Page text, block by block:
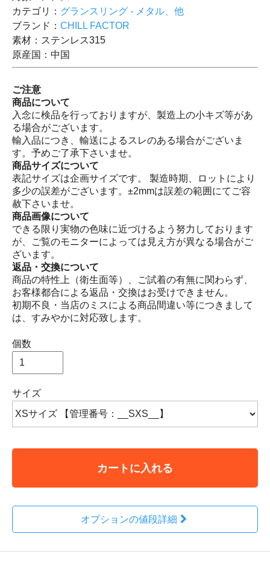
カテゴリ： グランスリング - メタル、他
ブランド： CHILL FACTOR
素材：ステンレス315
原産国：中国
ご注意
商品について
入念に検品を行っておりますが、製造上の小キズ等があ
る場合がございます。
輸入品につき、輸送によるスレのある場合がございま
す。予めご了承下さいませ。
商品サイズについて
表記サイズは企画サイズです。 製造時期、ロットにより
多少の誤差がございます。±2mmは誤差の範囲にてご容
赦下さいませ。
商品画像について
できる限り実物の色味に近づけるよう努力しております
が、ご覧のモニターによっては見え方が異なる場合がご
ざいます。
返品・交換について
商品の特性上（衛生面等）、ご試着の有無に関わらず、
お客様都合による返品・交換はお受けできません。
初期不良・当店のミスによる商品間違い等につきまして
は、すみやかに対応致します。
個数
サイズ
カートに入れる
オプションの値段詳細